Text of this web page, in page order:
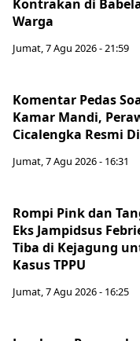
Kontrakan di
Warga
Jumat, 7 Agu 2026 - 21:59
Komentar Pedas
Kamar Mandi,
Cicalengka Resmi
Jumat, 7 Agu 2026 - 16:31
Rompi Pink dan
Eks Jampidsus
Tiba di Kejagung
Kasus TPPU
Jumat, 7 Agu 2026 - 16:25